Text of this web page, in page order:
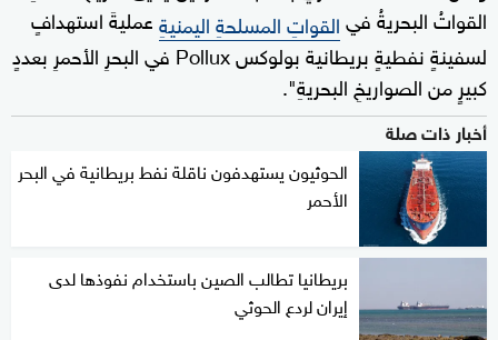
القواتُ البحريةُ فيالقواتِ المسلحةِ اليمنيةِعمليةَ استهدافٍ
لسفينةٍ نفطيةٍ بريطانية بولوكس Pollux في البحرِ الأحمرِ بعددٍ
كبيرٍ من الصواريخِ البحريةِ".
أخبار ذات صلة
الحوثيون يستهدفون ناقلة نفط بريطانية في البحر
الأحمر
بريطانيا تطالب الصين باستخدام نفوذها لدى
إيران لردع الحوثي